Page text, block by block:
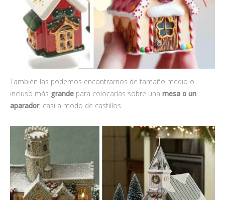
También las podemos encontrarnos de tamaño medio o
incluso más grande para colocarlas sobre una mesa o un
aparador, casi a modo de castillos.